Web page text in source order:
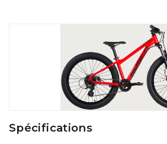
Spécifications